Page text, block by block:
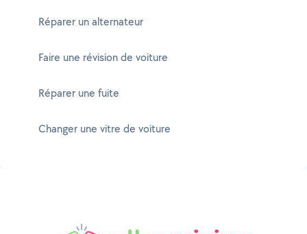
Réparer un alternateur
Faire une révision de voiture
Réparer une fuite
Changer une vitre de voiture